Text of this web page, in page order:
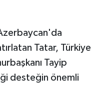
Tatar, Türkiye
Tayip
desteğin önemli